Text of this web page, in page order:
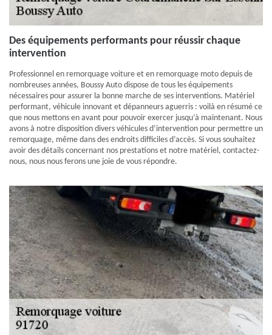
Des équipements performants pour réussir chaque
intervention
Professionnel en remorquage voiture et en remorquage moto depuis de
nombreuses années, Boussy Auto dispose de tous les équipements
nécessaires pour assurer la bonne marche de ses interventions. Matériel
performant, véhicule innovant et dépanneurs aguerris : voilà en résumé ce
que nous mettons en avant pour pouvoir exercer jusqu’à maintenant. Nous
avons à notre disposition divers véhicules d’intervention pour permettre un
remorquage, même dans des endroits difficiles d’accès. Si vous souhaitez
avoir des détails concernant nos prestations et notre matériel, contactez-
nous, nous nous ferons une joie de vous répondre.